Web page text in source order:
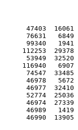
47403  16061
76631   6849
99340   1941
112253  29378
53949  32520
116940   6907
74547  33485
46978   5672
46977  32410
52774  25036
46974  27339
46989   1419